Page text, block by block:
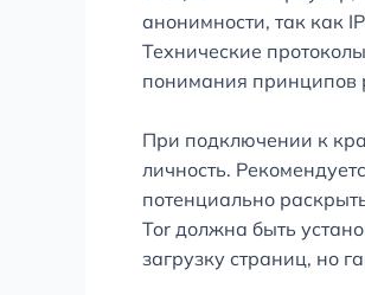
анонимности, так как
Технические
понимания принципов
При подключении к
личность.
потенциально
Tor должна быть
загрузку страниц, но